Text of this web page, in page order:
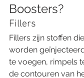
Boosters?
Fillers
Fillers zijn stoffen
worden
te voegen, rimpels
de contouren van